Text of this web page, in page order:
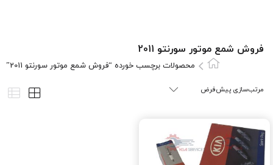
فروش شمع موتور سورنتو 2011
محصولات برچسب خورده “فروش شمع موتور سورنتو 2011”